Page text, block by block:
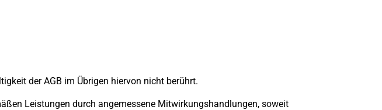
der AGB im Übrigen hiervon nicht berührt.
Leistungen durch angemessene Mitwirkungshandlungen, soweit